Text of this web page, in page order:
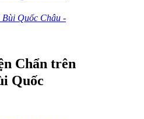
Quốc Châu -
Chẩn trên
Quốc